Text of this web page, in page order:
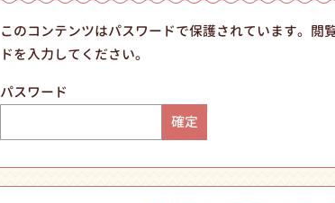
このコンテンツはパスワードで保護されています。閲
ドを入力してください。
パスワード